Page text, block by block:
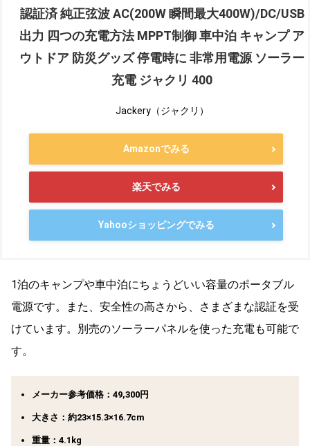
認証済 純正弦波 AC(200W 瞬間最大400W)/DC/USB
出力 四つの充電方法 MPPT制御 車中泊 キャンプ ア
ウトドア 防災グッズ 停電時に 非常用電源 ソーラー
充電 ジャクリ 400
Jackery（ジャクリ）
Amazonでみる
楽天でみる
Yahooショッピングでみる
1泊のキャンプや車中泊にちょうどいい容量のポータブル
電源です。また、安全性の高さから、さまざまな認証を受
けています。別売のソーラーパネルを使った充電も可能で
す。
メーカー参考価格：49,300円
大きさ：約23×15.3×16.7cm
重量：4.1kg